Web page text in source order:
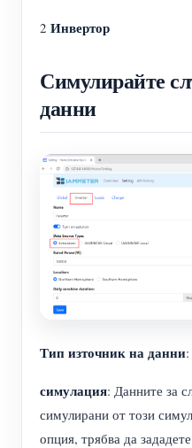
2 Инвертор
Симулирайте
данни
Тип източник на данни:
симулация: Данните за
симулирани от този
опция, трябва да